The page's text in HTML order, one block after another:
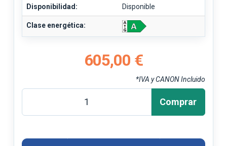
Disponibilidad: Disponible
Clase energética:
605,00 €
*IVA y CANON Incluido
Comprar